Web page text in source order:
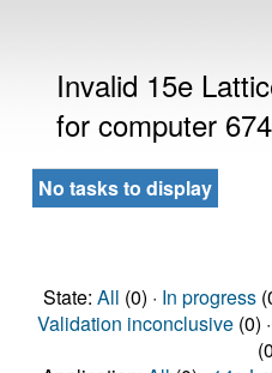
Invalid 15e
for computer
No tasks to display
State: All (0) · In progress
Validation inconclusive(0) ·